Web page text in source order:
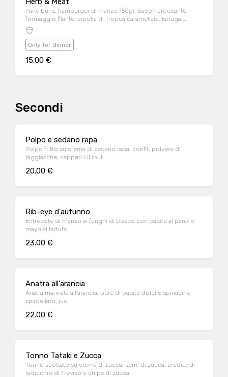
Pane buns, hamburger di manzo 150gr, bacon croccante,
formaggio filante, cipolla di Tropea caramellata, lattuga,
pomodoro mayo al centriolo, patatine alle erbe
Only for dinner
15.00 €
Secondi
Polpo e sedano rapa
Polpo fritto su crema di sedano rapa, confit, polvere di
taggiasche, capperi Lilliput
20.00 €
Rib-eye d'autunno
Entrecote di manzo ai funghi di bosco con patate al pane e
mayo al tartufo
23.00 €
Anatra all'arancia
Anatra marinata all'arancia, purè di patate dolci e spinacino
spadellato, jus
22.00 €
Tonno Tataki e Zucca
Tonno scottato su crema di zucca, semi di zucca, cruditè di
radicchio di Treviso e chips di zucca